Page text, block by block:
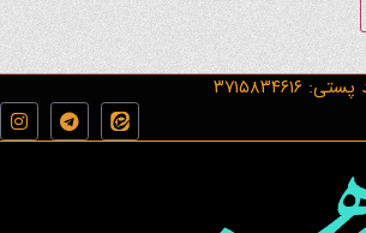
۳۷۱۵۸۳۴۶۱۶